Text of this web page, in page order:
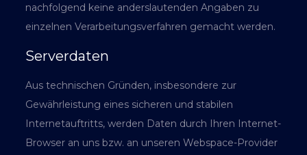
nachfolgend keine anderslautenden Angaben zu
einzelnen Verarbeitungsverfahren gemacht werden.
Serverdaten
Aus technischen Gründen, insbesondere zur
Gewährleistung eines sicheren und stabilen
Internetauftritts, werden Daten durch Ihren Internet-
Browser an uns bzw. an unseren Webspace-Provider